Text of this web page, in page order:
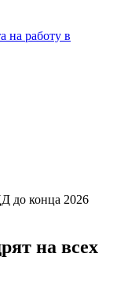
на работу в
до конца 2026
на всех